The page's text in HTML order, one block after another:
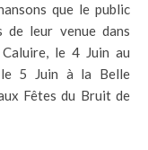
que le public
leur venue dans
le 4 Juin au
le 5 Juin à la Belle
Fêtes du Bruit de